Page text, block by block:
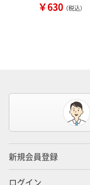
￥630 （税込）
新規会員登録
ログイン